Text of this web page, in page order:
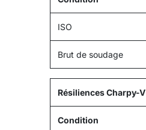
ISO
Brut de soudage
Résiliences Charpy-V
Condition